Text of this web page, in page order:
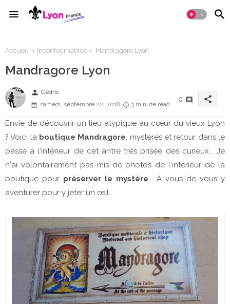
Accueil Incontournables Mandragore Lyon
Mandragore Lyon
person Cédric
samedi, septembre 22, 2018
3 minute read
0 share
Envie de découvrir un lieu atypique au cœur du vieux Lyon
? Voici la boutique Mandragore , mystères et retour dans le
passé à l'intérieur de cet antre très prisée des curieux... Je
n'ai volontairement pas mis de photos de l'intérieur de la
boutique pour préserver le mystère ... A vous de vous y
aventurer pour y jeter un œil.